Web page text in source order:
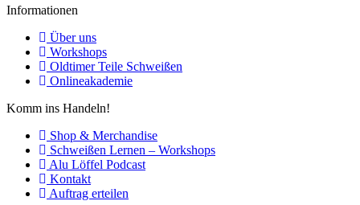
Informationen
Über uns
Workshops
Oldtimer Teile Schweißen
Onlineakademie
Komm ins Handeln!
Shop & Merchandise
Schweißen Lernen – Workshops
Alu Löffel Podcast
Kontakt
Auftrag erteilen